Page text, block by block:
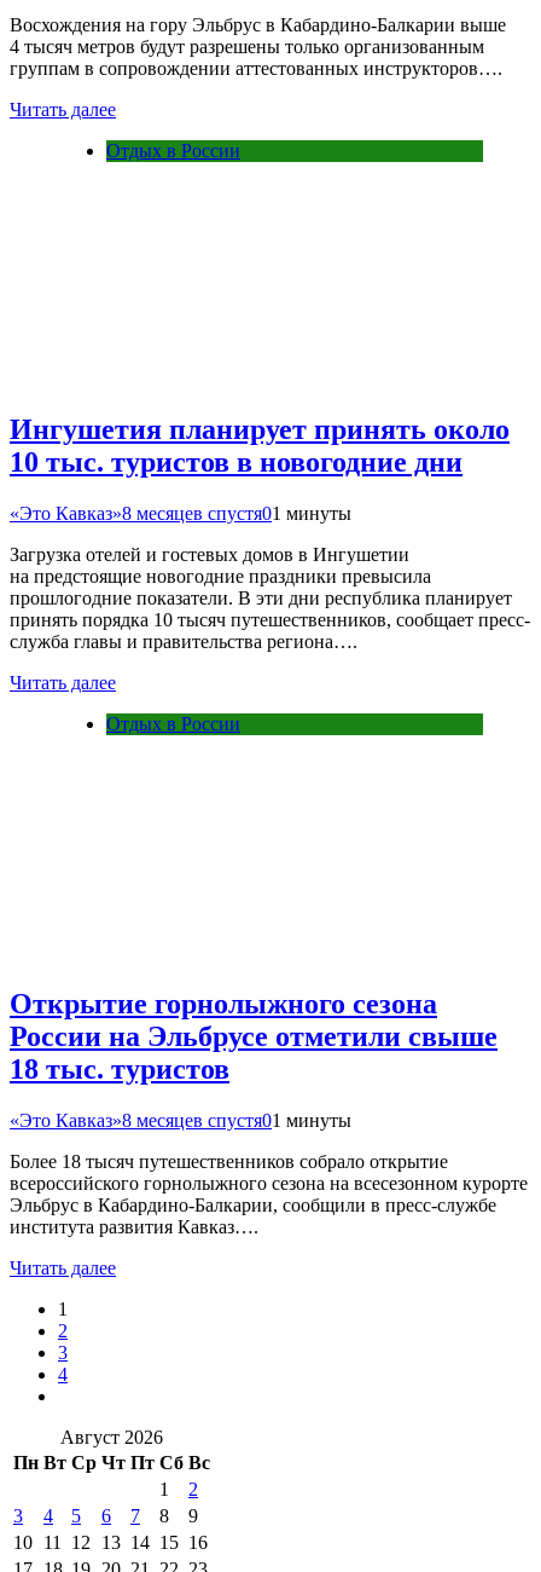
Восхождения на гору Эльбрус в Кабардино-Балкарии выше
4 тысяч метров будут разрешены только организованным
группам в сопровождении аттестованных инструкторов….
Читать далее
Отдых в России
Ингушетия планирует принять около
10 тыс. туристов в новогодние дни
«Это Кавказ»8 месяцев спустя01 минуты
Загрузка отелей и гостевых домов в Ингушетии
на предстоящие новогодние праздники превысила
прошлогодние показатели. В эти дни республика планирует
принять порядка 10 тысяч путешественников, сообщает пресс-
служба главы и правительства региона….
Читать далее
Отдых в России
Открытие горнолыжного сезона
России на Эльбрусе отметили свыше
18 тыс. туристов
«Это Кавказ»8 месяцев спустя01 минуты
Более 18 тысяч путешественников собрало открытие
всероссийского горнолыжного сезона на всесезонном курорте
Эльбрус в Кабардино-Балкарии, сообщили в пресс-службе
института развития Кавказ….
Читать далее
1
2
3
4
Август 2026
Пн Вт Ср Чт Пт Сб Вс
1
2
3
4 5 6 7 8
9
10 11 12 13 14 15 16